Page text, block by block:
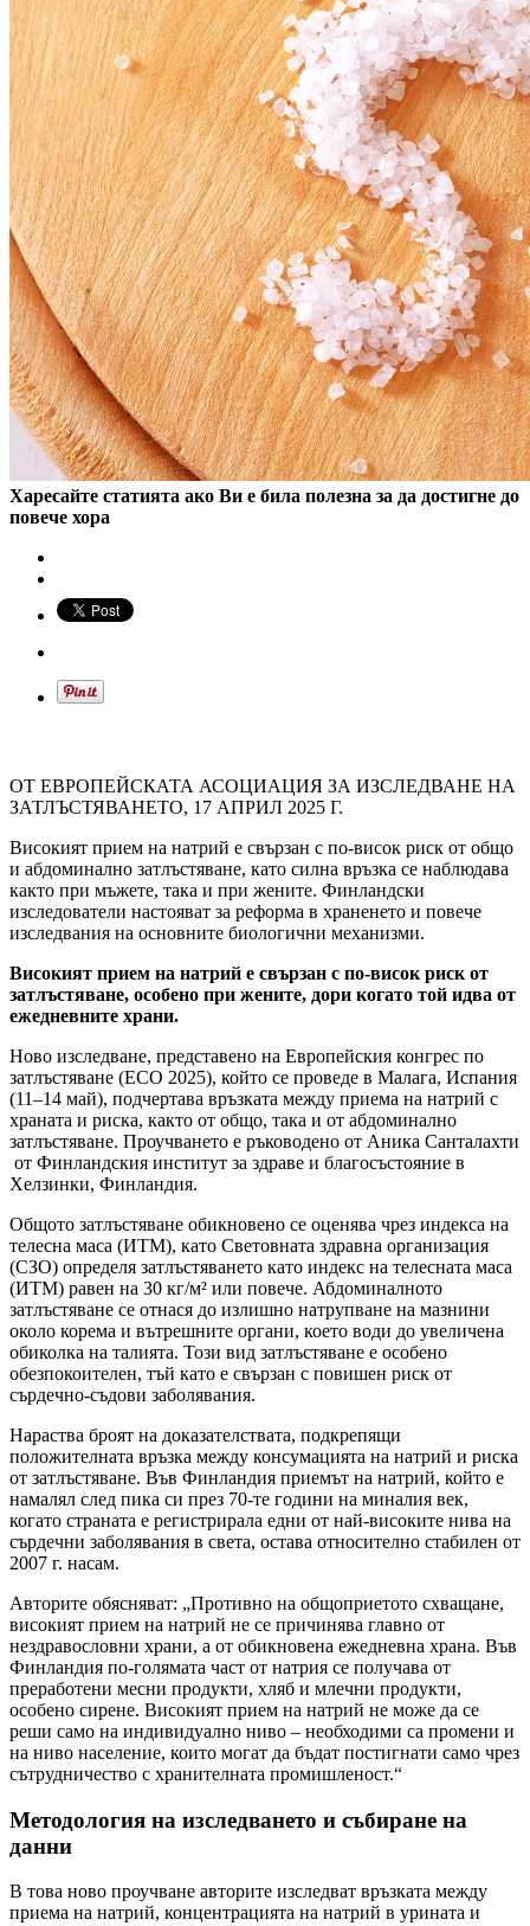
Харесайте статията ако Ви е била полезна за да достигне до
повече хора
ОТ ЕВРОПЕЙСКАТА АСОЦИАЦИЯ ЗА ИЗСЛЕДВАНЕ НА
ЗАТЛЪСТЯВАНЕТО, 17 АПРИЛ 2025 Г.
Високият прием на натрий е свързан с по-висок риск от общо
и абдоминално затлъстяване, като силна връзка се наблюдава
както при мъжете, така и при жените. Финландски
изследователи настояват за реформа в храненето и повече
изследвания на основните биологични механизми.
Високият прием на натрий е свързан с по-висок риск от
затлъстяване, особено при жените, дори когато той идва от
ежедневните храни.
Ново изследване, представено на Европейския конгрес по
затлъстяване (ECO 2025), който се проведе в Малага, Испания
(11–14 май), подчертава връзката между приема на натрий с
храната и риска, както от общо, така и от абдоминално
затлъстяване. Проучването е ръководено от Аника Санталахти
от Финландския институт за здраве и благосъстояние в
Хелзинки, Финландия.
Общото затлъстяване обикновено се оценява чрез индекса на
телесна маса (ИТМ), като Световната здравна организация
(СЗО) определя затлъстяването като индекс на телесната маса
(ИТМ) равен на 30 кг/м² или повече. Абдоминалното
затлъстяване се отнася до излишно натрупване на мазнини
около корема и вътрешните органи, което води до увеличена
обиколка на талията. Този вид затлъстяване е особено
обезпокоителен, тъй като е свързан с повишен риск от
сърдечно-съдови заболявания.
Нараства броят на доказателствата, подкрепящи
положителната връзка между консумацията на натрий и риска
от затлъстяване. Във Финландия приемът на натрий, който е
намалял след пика си през 70-те години на миналия век,
когато страната е регистрирала едни от най-високите нива на
сърдечни заболявания в света, остава относително стабилен от
2007 г. насам.
Авторите обясняват: „Противно на общоприетото схващане,
високият прием на натрий не се причинява главно от
нездравословни храни, а от обикновена ежедневна храна. Във
Финландия по-голямата част от натрия се получава от
преработени месни продукти, хляб и млечни продукти,
особено сирене. Високият прием на натрий не може да се
реши само на индивидуално ниво – необходими са промени и
на ниво население, които могат да бъдат постигнати само чрез
сътрудничество с хранителната промишленост.“
Методология на изследването и събиране на
данни
В това ново проучване авторите изследват връзката между
приема на натрий, концентрацията на натрий в урината и